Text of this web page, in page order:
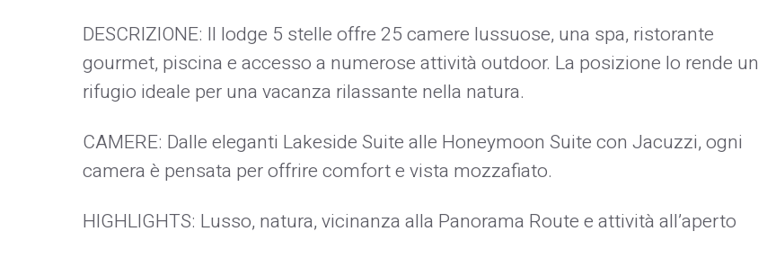
DESCRIZIONE: Il lodge 5 stelle offre 25 camere lussuose, una spa, ristorante
gourmet, piscina e accesso a numerose attività outdoor. La posizione lo rende un
rifugio ideale per una vacanza rilassante nella natura.
CAMERE: Dalle eleganti Lakeside Suite alle Honeymoon Suite con Jacuzzi, ogni
camera è pensata per offrire comfort e vista mozzafiato.
HIGHLIGHTS: Lusso, natura, vicinanza alla Panorama Route e attività all’aperto